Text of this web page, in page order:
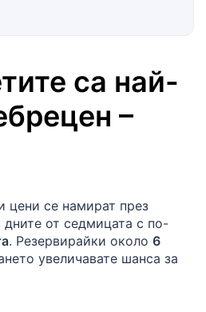
са най-
–
цени се намират през
дните от седмицата с по-
. Резервирайки около 6
увеличавате шанса за